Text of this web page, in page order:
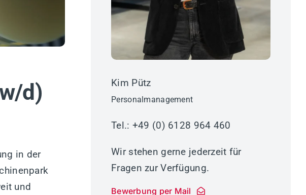
d)
in der
und
Kim Pütz
Personalmanagement
Tel.: +49 (0) 6128 964 460
Wir stehen gerne jederzeit für
Fragen zur Verfügung.
Bewerbung per Mail